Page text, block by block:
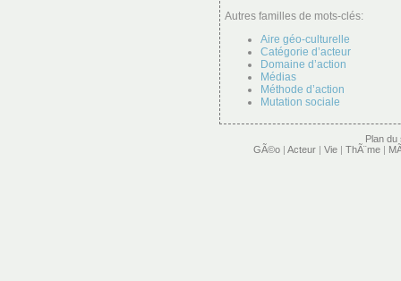
Autres familles de mots-clés:
Aire géo-culturelle
Catégorie d’acteur
Domaine d’action
Médias
Méthode d’action
Mutation sociale
Plan du
GÃ©o | Acteur | Vie | ThÃ¨me |